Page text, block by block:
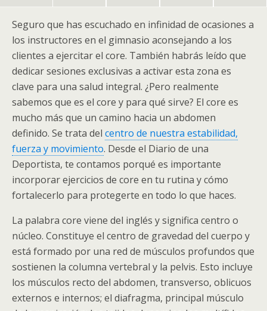
Seguro que has escuchado en infinidad de ocasiones a
los instructores en el gimnasio aconsejando a los
clientes a ejercitar el core. También habrás leído que
dedicar sesiones exclusivas a activar esta zona es
clave para una salud integral. ¿Pero realmente
sabemos que es el core y para qué sirve? El core es
mucho más que un camino hacia un abdomen
definido. Se trata del centro de nuestra estabilidad,
fuerza y movimiento. Desde el Diario de una
Deportista, te contamos porqué es importante
incorporar ejercicios de core en tu rutina y cómo
fortalecerlo para protegerte en todo lo que haces.
La palabra core viene del inglés y significa centro o
núcleo. Constituye el centro de gravedad del cuerpo y
está formado por una red de músculos profundos que
sostienen la columna vertebral y la pelvis. Esto incluye
los músculos recto del abdomen, transverso, oblicuos
externos e internos; el diafragma, principal músculo